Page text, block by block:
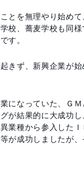
とを無理やり始めて
校、蕎麦学校も同様
す。
きず、新興企業が始
になっていた、ＧＭ
が結果的に大成功し
業種から参入したＩ
が成功しましたが、